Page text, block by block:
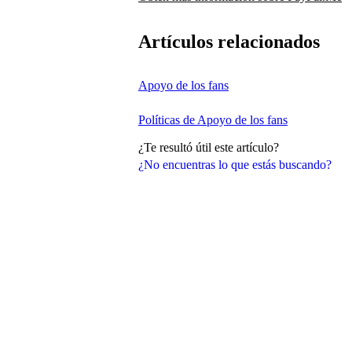
¿No encuentras lo que estás buscando?
Artículos relacionados
Apoyo de los fans
Políticas de Apoyo de los fans
¿Te resultó útil este artículo?